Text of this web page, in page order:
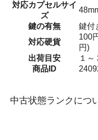
対応カプセルサイ
ズ
鍵の有無
鍵付
対応硬貨
100
円)
出荷目安
１～
商品ID
中古状態ランクにつ